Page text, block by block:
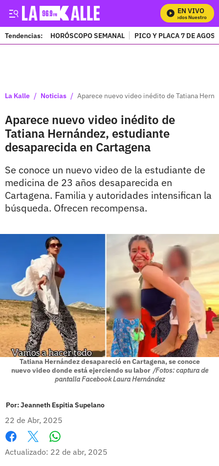
EN VIVO
Mira Todos Nuestros
Tendencias: HORÓSCOPO SEMANAL PICO Y PLACA 7 DE
La Kalle / Noticias / Aparece nuevo video inédito de Tatiana
Aparece nuevo video inédito de
Tatiana Hernández, estudiante
desaparecida en Cartagena
Se conoce un nuevo video de la estudiante de
medicina de 23 años desaparecida en
Cartagena. Familia y autoridades intensifican la
búsqueda. Ofrecen recompensa.
Tatiana Hernández desapareció en Cartagena, se conoce
nuevo video donde está ejerciendo su labor /Fotos: captura de
pantalla Facebook Laura Hernández
Por:Jeanneth Espitia Supelano
22 de Abr, 2025
Facebook
X
Actualizado: 22 de abr, 2025